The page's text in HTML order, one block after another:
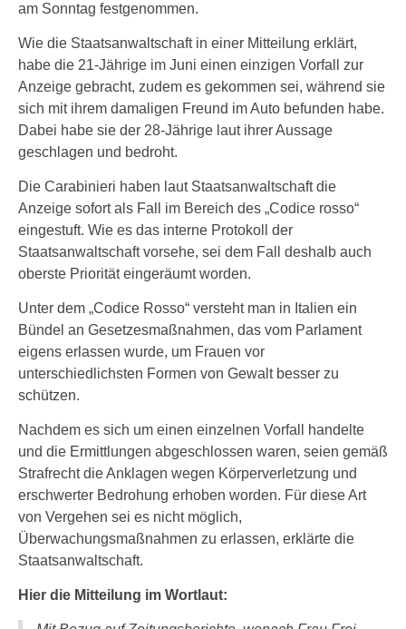
am Sonntag festgenommen.
Wie die Staatsanwaltschaft in einer Mitteilung erklärt,
habe die 21-Jährige im Juni einen einzigen Vorfall zur
Anzeige gebracht, zudem es gekommen sei, während sie
sich mit ihrem damaligen Freund im Auto befunden habe.
Dabei habe sie der 28-Jährige laut ihrer Aussage
geschlagen und bedroht.
Die Carabinieri haben laut Staatsanwaltschaft die
Anzeige sofort als Fall im Bereich des „Codice rosso“
eingestuft. Wie es das interne Protokoll der
Staatsanwaltschaft vorsehe, sei dem Fall deshalb auch
oberste Priorität eingeräumt worden.
Unter dem „Codice Rosso“ versteht man in Italien ein
Bündel an Gesetzesmaßnahmen, das vom Parlament
eigens erlassen wurde, um Frauen vor
unterschiedlichsten Formen von Gewalt besser zu
schützen.
Nachdem es sich um einen einzelnen Vorfall handelte
und die Ermittlungen abgeschlossen waren, seien gemäß
Strafrecht die Anklagen wegen Körperverletzung und
erschwerter Bedrohung erhoben worden. Für diese Art
von Vergehen sei es nicht möglich,
Überwachungsmaßnahmen zu erlassen, erklärte die
Staatsanwaltschaft.
Hier die Mitteilung im Wortlaut: